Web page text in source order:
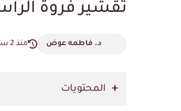
تقشير فروة
د. فاطمه عوض منذ 2 سنة
المحتويات